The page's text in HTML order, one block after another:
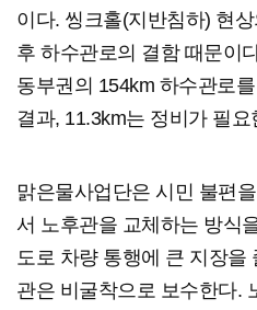
이다. 씽크홀(지반침하) 현
후 하수관로의 결함 때문이
동부권의 154km 하수관로
결과, 11.3km는 정비가 필
맑은물사업단은 시민 불편
서 노후관을 교체하는 방식
도로 차량 통행에 큰 지장을
관은 비굴착으로 보수한다.